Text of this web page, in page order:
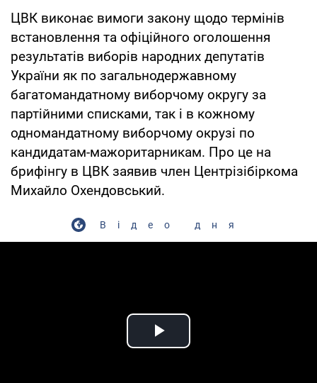
ЦВК виконає вимоги закону щодо термінів
встановлення та офіційного оголошення
результатів виборів народних депутатів
України як по загальнодержавному
багатомандатному виборчому округу за
партійними списками, так і в кожному
одномандатному виборчому окрузі по
кандидатам-мажоритарникам. Про це на
брифінгу в ЦВК заявив член Центрізібіркома
Михайло Охендовський.
Відео дня
Play Video